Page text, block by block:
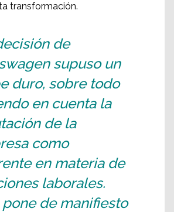
transformación.
de
supuso un
duro, sobre todo
en cuenta la
de la
como
en materia de
laborales.
pone de manifiesto